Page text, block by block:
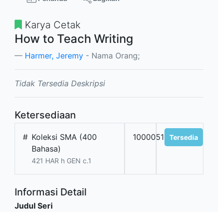
Karya Cetak
How to Teach Writing
Harmer, Jeremy - Nama Orang;
Tidak Tersedia Deskripsi
Ketersediaan
# Koleksi SMA (400
Bahasa)
421 HAR h GEN c.1
100005192Tersedia
Informasi Detail
Judul Seri